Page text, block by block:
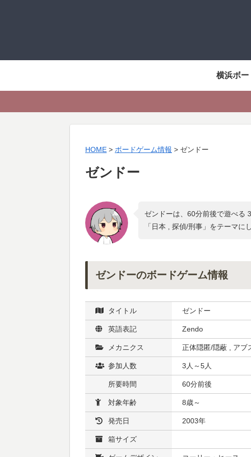
横浜ボー
HOME > ボードゲーム情報 > ゼンドー
ゼンドー
ゼンドーは、60分前後で遊べる
「日本 , 探偵/刑事 」をテーマに
ゼンドーのボードゲーム情報
タイトル ゼンドー
英語表記 Zendo
メカニクス 正体隠匿/隠蔽 , アブ
参加人数 3人～5人
所要時間 60分前後
対象年齢 8歳～
発売日 2003年
箱サイズ